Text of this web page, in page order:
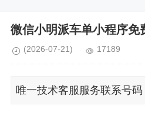
微信小明派车单小程序免
(2026-07-21) 17189
唯一技术客服服务联系号